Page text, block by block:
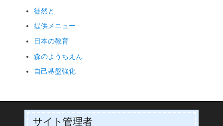
徒然と
提供メニュー
日本の教育
森のようちえん
自己基盤強化
サイト管理者